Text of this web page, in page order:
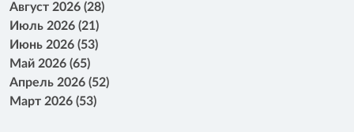
Август 2026 (28)
Июль 2026 (21)
Июнь 2026 (53)
Май 2026 (65)
Апрель 2026 (52)
Март 2026 (53)